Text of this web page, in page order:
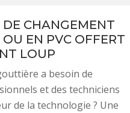
DE CHANGEMENT
EN PVC OFFERT
LOUP
a besoin de
et des techniciens
de la technologie ? Une